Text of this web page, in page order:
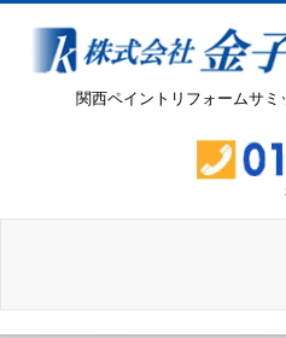
関西ペイントリフォームサ